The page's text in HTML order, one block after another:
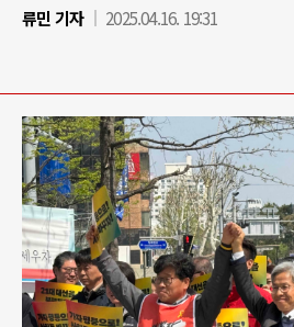
류민 기자
2025.04.16. 19:31